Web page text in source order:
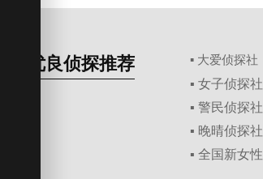
优良侦探推荐 ▪ 大爱侦探社
▪ 女子侦探社
▪ 警民侦探社
▪ 晚晴侦探社
▪ 全国新女性